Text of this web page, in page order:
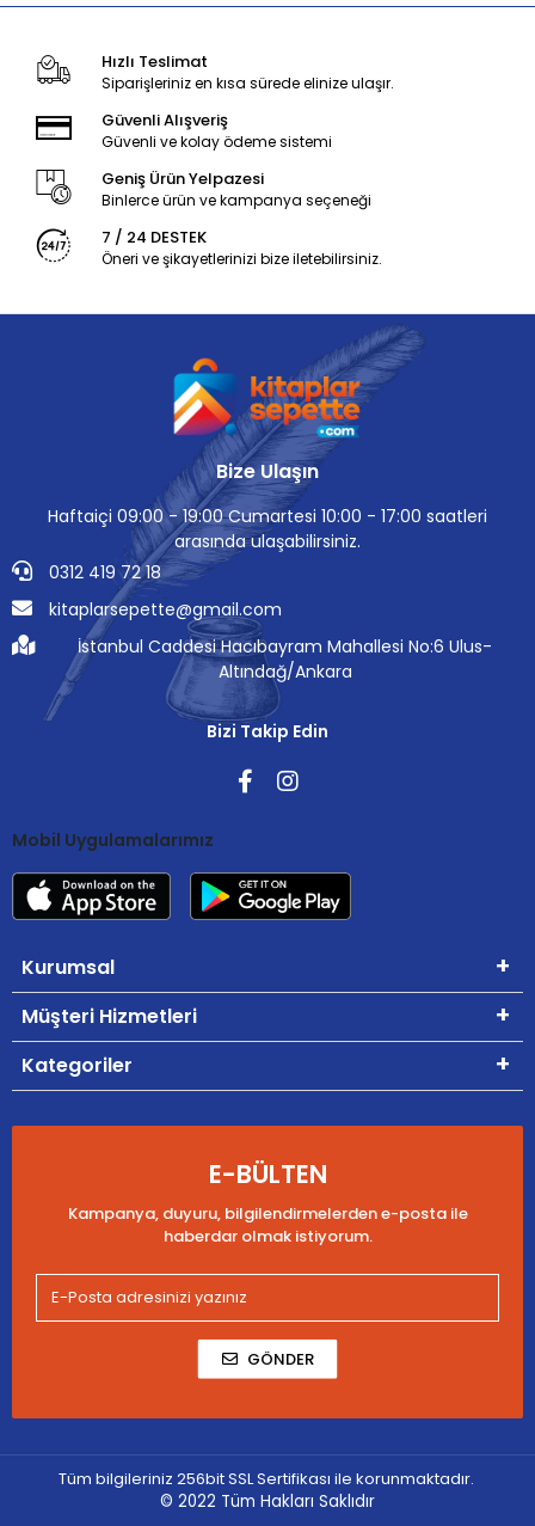
Hızlı Teslimat
Siparişleriniz en kısa sürede elinize ulaşır.
Güvenli Alışveriş
Güvenli ve kolay ödeme sistemi
Geniş Ürün Yelpazesi
Binlerce ürün ve kampanya seçeneği
7 / 24 DESTEK
Öneri ve şikayetlerinizi bize iletebilirsiniz.
Bize Ulaşın
Haftaiçi 09:00 - 19:00 Cumartesi 10:00 - 17:00 saatleri
arasında ulaşabilirsiniz.
0312 419 72 18
kitaplarsepette@gmail.com
İstanbul Caddesi Hacıbayram Mahallesi No:6 Ulus-
Altındağ/Ankara
Bizi Takip Edin
Mobil Uygulamalarımız
Kurumsal
Müşteri Hizmetleri
Kategoriler
E-BÜLTEN
Kampanya, duyuru, bilgilendirmelerden e-posta ile
haberdar olmak istiyorum.
GÖNDER
Tüm bilgileriniz 256bit SSL Sertifikası ile korunmaktadır.
© 2022 Tüm Hakları Saklıdır